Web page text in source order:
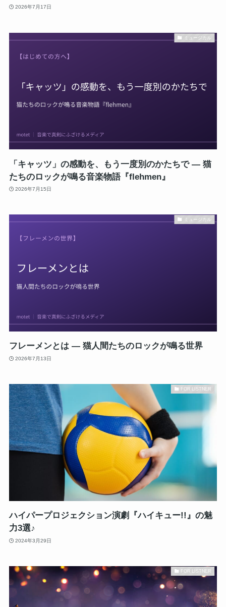
2026年7月17日
ミュージカル
「キャッツ」の感動を、もう一度別のかたちで ― 猫
たちのロックが鳴る音楽物語『flehmen』
2026年7月15日
ミュージカル
フレーメンとは ― 猫人間たちのロックが鳴る世界
2026年7月13日
FOR LISTNER
ハイパープロジェクション演劇『ハイキュー!!』の魅
力3選♪
2024年3月29日
FOR LISTNER